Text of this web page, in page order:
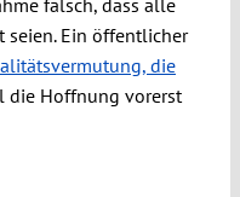
seien. Ein öffentlicher
die
die Hoffnung vorerst